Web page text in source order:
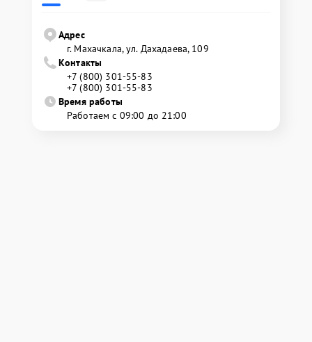
Адрес
г. Махачкала, ул. Дахадаева, 109
Контакты
+7 (800) 301-55-83
+7 (800) 301-55-83
Время работы
Работаем с 09:00 до 21:00